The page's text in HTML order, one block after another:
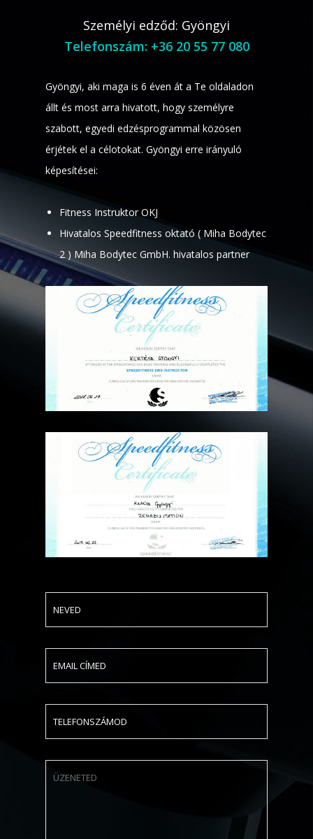
Személyi edződ: Gyöngyi
Telefonszám: +36 20 55 77 080
Gyöngyi, aki maga is 6 éven át a Te oldaladon
állt és most arra hivatott, hogy személyre
szabott, egyedi edzésprogrammal közösen
érjétek el a célotokat. Gyöngyi erre irányuló
képesítései:
Fitness Instruktor OKJ
Hivatalos Speedfitness oktató ( Miha Bodytec
2 ) Miha Bodytec GmbH. hivatalos partner